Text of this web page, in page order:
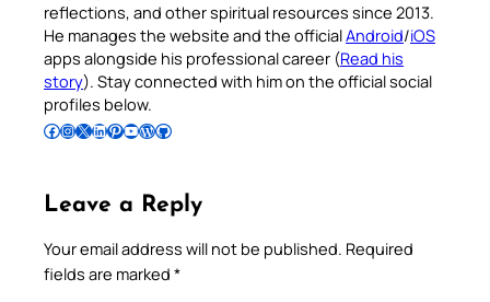
reflections, and other spiritual resources since 2013.
He manages the website and the officialAndroid/iOS
apps alongside his professional career (Read his
story). Stay connected with him on the official social
profiles below.
Follow Pradeep on Facebook Follow Pradeep on InstagramFollow Pradeep on X Follow Pradeep on LinkedIn Follow Pradeep on Pinterest Subscribe to Pradeep’s Youtube Channel Follow Pradeep on WordPress Follow Pradeep on GitHub
Leave a Reply
Your email address will not be published. Required
fields are marked *